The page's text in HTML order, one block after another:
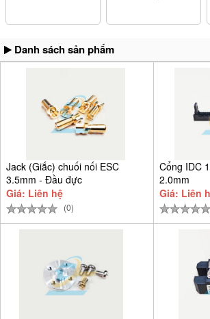
Danh sách sản phẩm
Jack (Giắc) chuối nối ESC
3.5mm - Đầu đực
Giá: Liên hệ
(0)
Cổng IDC
2.0mm
Giá: Liên